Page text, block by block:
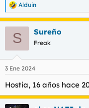
R
e
a
e
:
Alduin
S Sureño
Freak
3 Ene 2024
Hostia, 16 años hace